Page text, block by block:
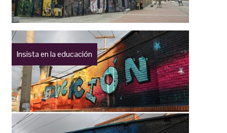
Insista en la educación